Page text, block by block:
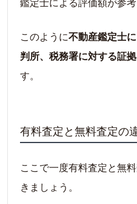
このように不動産鑑定士
判所、税務署に対する証拠
す。
有料査定と無料査定の
ここで一度有料査定と無
きましょう。